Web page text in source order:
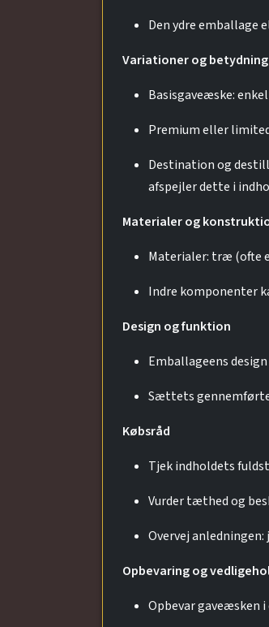
Den ydre
Variationer og betydning
Basisgaveæske:
Premium eller
Destination og
afspejler dette i
Materialer og
Materialer: træ (ofte
Indre komponenter
Design og funktion
Emballageens
Sættets
Købsråd
Tjek indholdets
Vurder tæthed og
Overvej
Opbevaring og
Opbevar gaveæsken